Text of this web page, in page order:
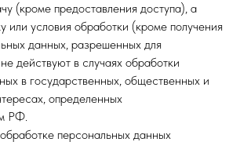
(кроме предоставления доступа), а
или условия обработки (кроме получения
данных, разрешенных для
действуют в случаях обработки
в государственных, общественных и
определенных
РФ.
персональных данных